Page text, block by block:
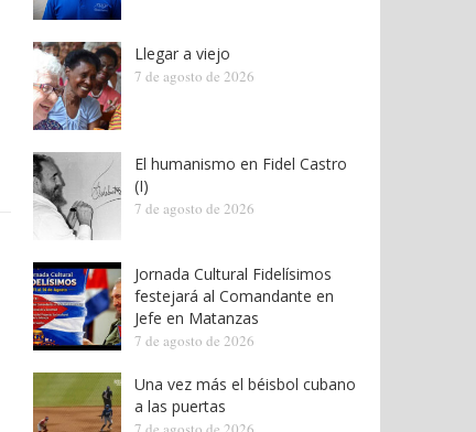
Llegar a viejo
7 de agosto de 2026
El humanismo en Fidel Castro
(I)
7 de agosto de 2026
Jornada Cultural Fidelísimos
festejará al Comandante en
Jefe en Matanzas
7 de agosto de 2026
Una vez más el béisbol cubano
a las puertas